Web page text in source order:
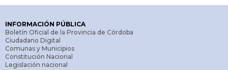
INFORMACIÓN PÚBLICA
Boletín Oficial de la Provincia de Córdoba
Ciudadano Digital
Comunas y Municipios
Constitución Nacional
Legislación nacional